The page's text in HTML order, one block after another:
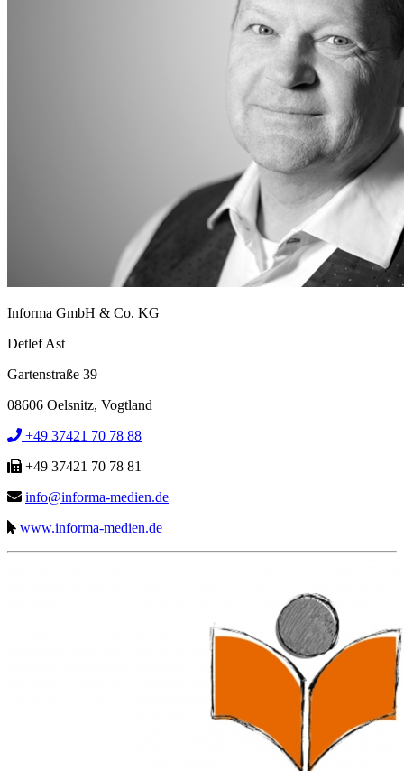
Informa GmbH & Co. KG
Detlef Ast
Gartenstraße 39
08606 Oelsnitz, Vogtland
+49 37421 70 78 88
+49 37421 70 78 81
info@informa-medien.de
www.informa-medien.de